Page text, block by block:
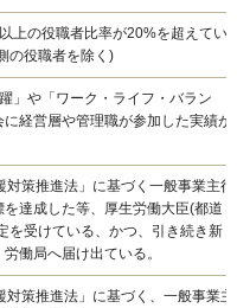
上の役職者比率が20%を超えてい
の役職者を除く)
」や「ワーク・ライフ・バラン
経営層や管理職が参加した実績が
策推進法」に基づく一般事業主行
達成した等、厚生労働大臣(都道
を受けている、かつ、引き続き新
働局へ届け出ている。
対策推進法」に基づく、一般事業主